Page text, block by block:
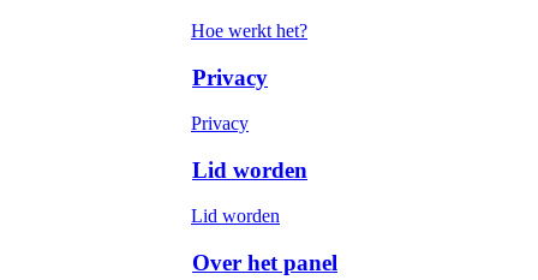
Hoe werkt het?
Privacy
Privacy
Lid worden
Lid worden
Over het panel